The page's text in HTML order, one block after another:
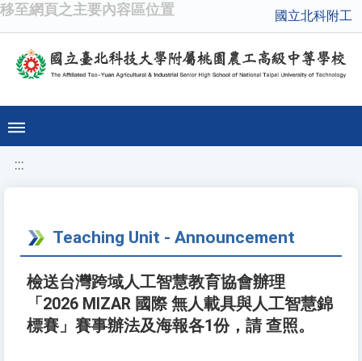
移至網頁之主要內容區位置 國立北科附工
:::
Teaching Unit - Announcement
檢送台灣跨域人工智慧教育協會辦理
「2026 MIZAR 國際 無人載具與人工智慧錦
標賽」賽事辦法及海報各1份，請 查照。